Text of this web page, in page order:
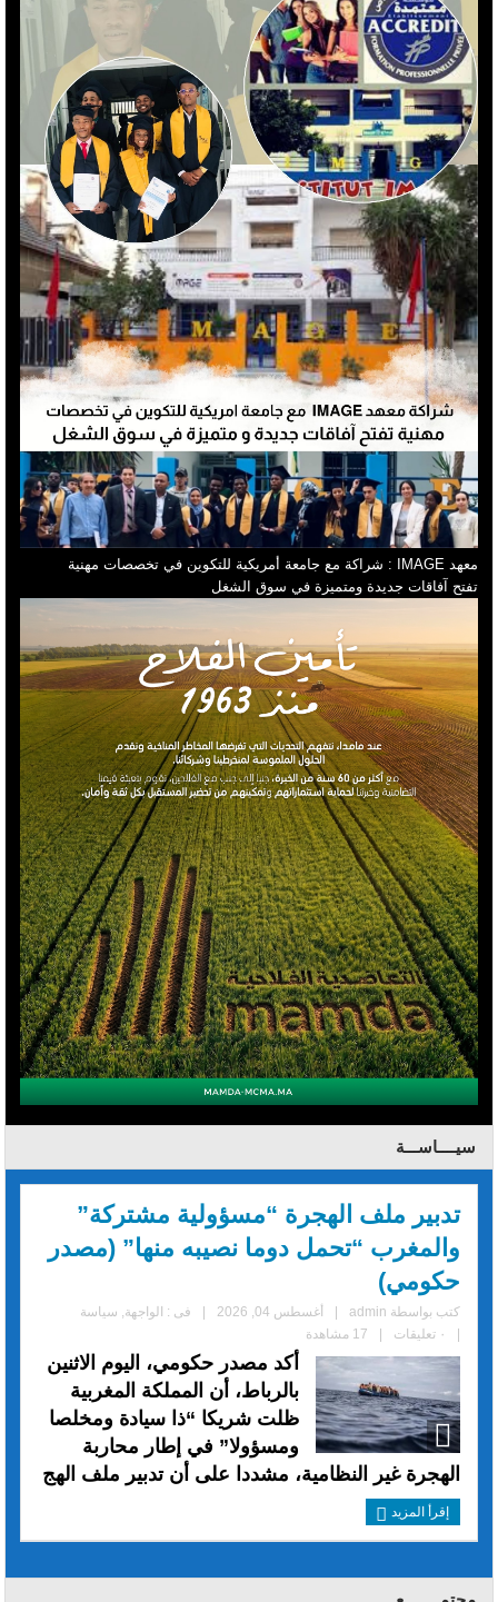
معهد IMAGE : شراكة مع جامعة أمريكية للتكوين في تخصصات مهنية
تفتح آفاقات جديدة ومتميزة في سوق الشغل
سيــــاســـة
تدبير ملف الهجرة “مسؤولية مشتركة”
والمغرب “تحمل دوما نصيبه منها” (مصدر
حكومي)
كتب بواسطة admin أغسطس 04, 2026 فى : الواجهة, سياسة
٠ تعليقات 17 مشاهدة
أكد مصدر حكومي، اليوم الاثنين
بالرباط، أن المملكة المغربية
ظلت شريكا “ذا سيادة ومخلصا
ومسؤولا” في إطار محاربة
الهجرة غير النظامية، مشددا على أن تدبير ملف الهج
إقرأ المزيد